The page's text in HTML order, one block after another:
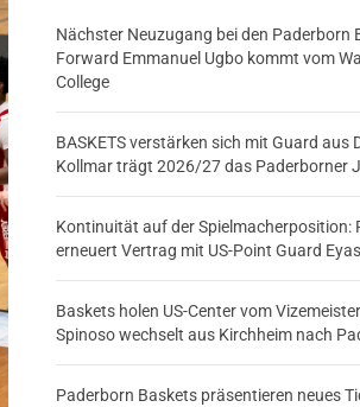
Nächster Neuzugang bei den Paderborn
Forward Emmanuel Ugbo kommt vom
College
BASKETS verstärken sich mit Guard aus
Kollmar trägt 2026/27 das Paderborner
Kontinuität auf der Spielmacherposition:
erneuert Vertrag mit US-Point Guard
Baskets holen US-Center vom
Spinoso wechselt aus Kirchheim nach
Paderborn Baskets präsentieren neues